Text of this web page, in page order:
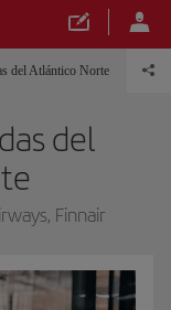
del Atlántico Norte
del
Finnair